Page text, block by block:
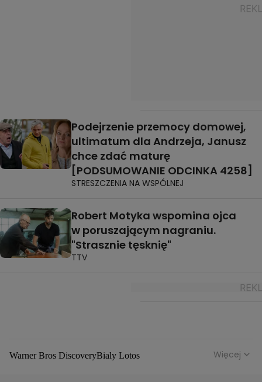
Podejrzenie przemocy domowej,
ultimatum dla Andrzeja, Janusz
chce zdać maturę
[PODSUMOWANIE ODCINKA 4258]
STRESZCZENIA NA WSPÓLNEJ
Robert Motyka wspomina ojca
w poruszającym nagraniu.
"Strasznie tęsknię"
TTV
Warner Bros DiscoveryBialy Lotos
Więcej